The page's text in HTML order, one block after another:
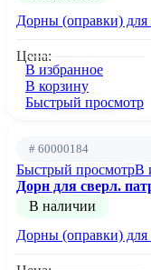
Дорны (оправки) для
Цена:
В избранное
В корзину
Быстрый просмотр
# 60000184
Быстрый просмотрВ
Дорн для сверл.
В наличии
Дорны (оправки) для